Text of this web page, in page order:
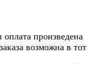
произведена
возможна в тот